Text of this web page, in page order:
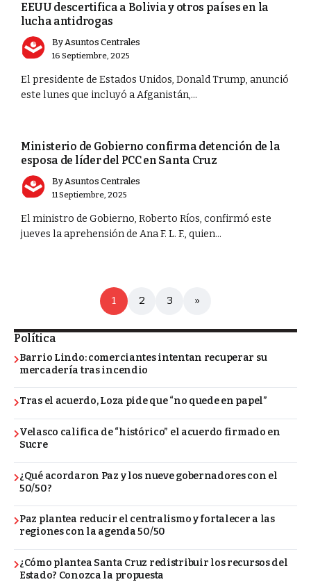
EEUU descertifica a Bolivia y otros países en la
lucha antidrogas
By Asuntos Centrales
16 Septiembre, 2025
El presidente de Estados Unidos, Donald Trump, anunció
este lunes que incluyó a Afganistán,...
Ministerio de Gobierno confirma detención de la
esposa de líder del PCC en Santa Cruz
By Asuntos Centrales
11 Septiembre, 2025
El ministro de Gobierno, Roberto Ríos, confirmó este
jueves la aprehensión de Ana F. L. F., quien...
1 2 3 »
Política
Barrio Lindo: comerciantes intentan recuperar su
mercadería tras incendio
Tras el acuerdo, Loza pide que “no quede en papel”
Velasco califica de “histórico” el acuerdo firmado en
Sucre
¿Qué acordaron Paz y los nueve gobernadores con el
50/50?
Paz plantea reducir el centralismo y fortalecer a las
regiones con la agenda 50/50
¿Cómo plantea Santa Cruz redistribuir los recursos del
Estado? Conozca la propuesta